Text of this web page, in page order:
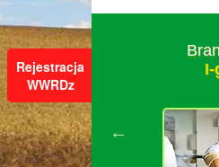
Rejestracja
WWRDz